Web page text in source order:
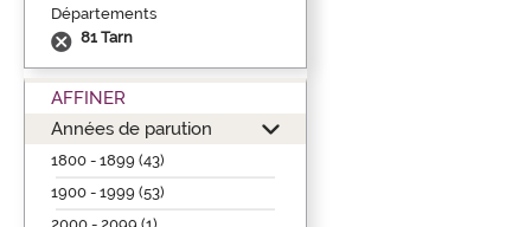
Départements
81 Tarn
AFFINER
Années de parution
1800 - 1899 (43)
1900 - 1999 (53)